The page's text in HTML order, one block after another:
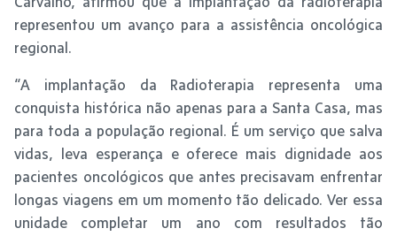
representou um avanço para a assistência oncológica
regional.
“A implantação da Radioterapia representa uma
conquista histórica não apenas para a Santa Casa, mas
para toda a população regional. É um serviço que salva
vidas, leva esperança e oferece mais dignidade aos
pacientes oncológicos que antes precisavam enfrentar
longas viagens em um momento tão delicado. Ver essa
unidade completar um ano com resultados tão